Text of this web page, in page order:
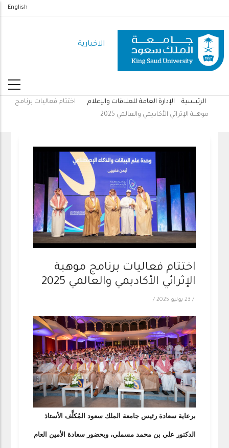
المحتوى
الرئيسي
English
الاخبارية
مسار
الرئيسية الإدارة العامة للعلاقات والإعلام
اختتام فعاليات برنامج
موهبة الإثرائي الأكاديمي والعالمي 2025
اختتام فعاليات برنامج موهبة
الإثرائي الأكاديمي والعالمي 2025
/ 23 يوليو 2025 /
برعاية سعادة رئيس ⁧جامعة الملك سعود⁩ المُكلَّف الأستاذ
الدكتور علي بن محمد مسملي، وبحضور سعادة الأمين العام